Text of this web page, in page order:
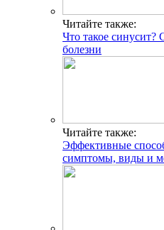
Читайте также:
Что такое
болезни
Читайте также:
Эффективные
симптомы, виды и